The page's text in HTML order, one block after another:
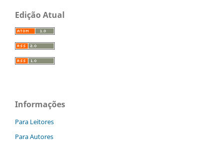
Edição Atual
Informações
Para Leitores
Para Autores